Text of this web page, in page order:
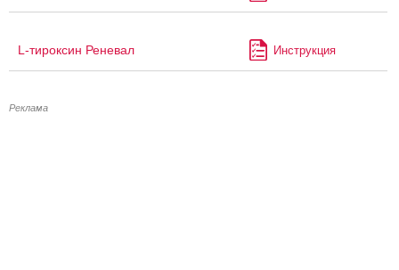
L-тироксин Реневал Инструкция
Реклама